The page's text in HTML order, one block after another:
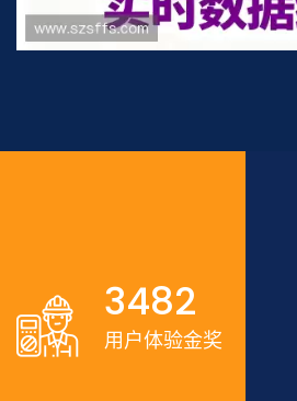
3482
用户体验金奖